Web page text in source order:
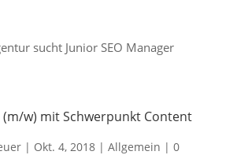
sucht Junior SEO Manager
(m/w) mit Schwerpunkt Content
| Okt. 4, 2018| Allgemein | 0